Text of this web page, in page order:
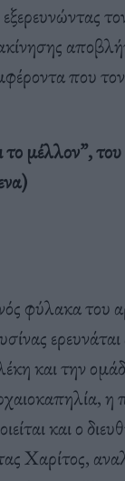
εξερευνώντας
που
το μέλλον”,
φύλακα του
και την
η
και ο
Χαρίτος,